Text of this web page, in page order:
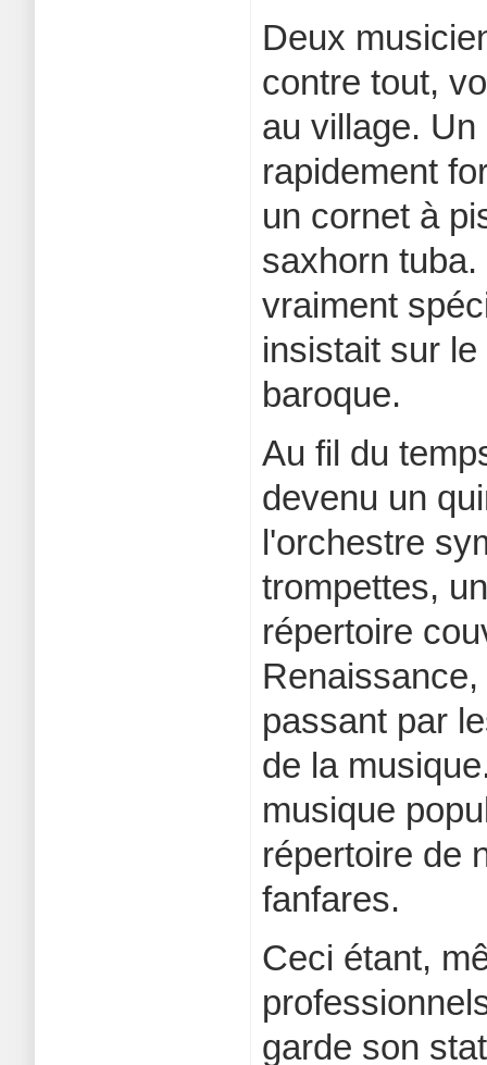
Deux
contre tout,
au village.
rapidement
un cornet à
saxhorn
vraiment
insistait sur
baroque.
Au fil du
devenu un
l'orchestre
trompettes,
répertoire
passant par
de la
musique
répertoire de
fanfares.
Ceci étant,
garde son